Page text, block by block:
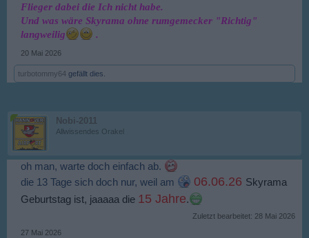
Flieger dabei die Ich nicht habe.
Und was wäre Skyrama ohne rumgemecker "Richtig"
langweilig
.
20 Mai 2026
turbotommy64 gefällt dies.
Nobi-2011
Allwissendes Orakel
oh man, warte doch einfach ab.
die 13 Tage sich doch nur, weil am
06.06.26 Skyrama
Geburtstag ist, jaaaaa die 15 Jahre.
Zuletzt bearbeitet: 28 Mai 2026
27 Mai 2026